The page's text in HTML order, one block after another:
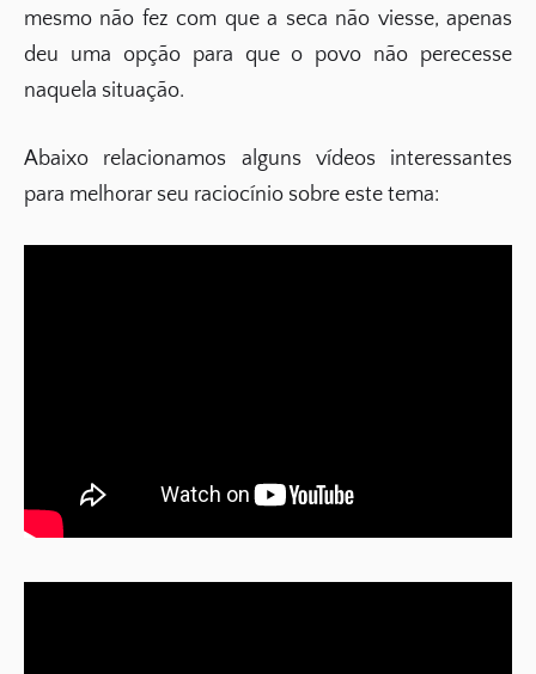
mesmo não fez com que a seca não viesse, apenas
deu uma opção para que o povo não perecesse
naquela situação.
Abaixo relacionamos alguns vídeos interessantes
para melhorar seu raciocínio sobre este tema: